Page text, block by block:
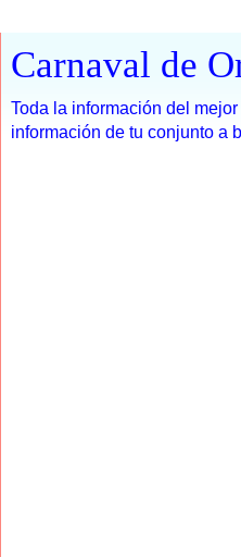
Carnaval de
Toda la información del
información de tu conjunto a